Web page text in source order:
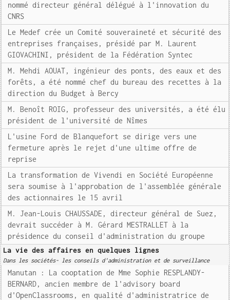
nommé directeur général délégué à l'innovation du
CNRS
Le Medef crée un Comité souveraineté et sécurité des
entreprises françaises, présidé par M. Laurent
GIOVACHINI, président de la Fédération Syntec
M. Mehdi AOUAT, ingénieur des ponts, des eaux et des
forêts, a été nommé chef du bureau des recettes à la
direction du Budget à Bercy
M. Benoît ROIG, professeur des universités, a été élu
président de l'université de Nîmes
L'usine Ford de Blanquefort se dirige vers une
fermeture après le rejet d'une ultime offre de
reprise
La transformation de Vivendi en Société Européenne
sera soumise à l'approbation de l'assemblée générale
des actionnaires le 15 avril
M. Jean-Louis CHAUSSADE, directeur général de Suez,
devrait succéder à M. Gérard MESTRALLET à la
présidence du conseil d'administration du groupe
La vie des affaires en quelques lignes
Dans les sociétés- les conseils d'administration et de surveillance
Manutan : La cooptation de Mme Sophie RESPLANDY-
BERNARD, ancien membre de l'advisory board
d'OpenClassrooms, en qualité d'administratrice de